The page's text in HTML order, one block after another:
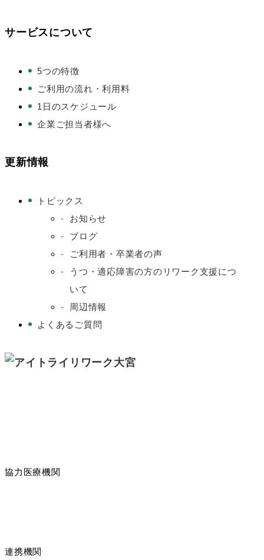
サービスについて
5つの特徴
ご利用の流れ・利用料
1日のスケジュール
企業ご担当者様へ
更新情報
トピックス
お知らせ
ブログ
ご利用者・卒業者の声
うつ・適応障害の方のリワーク支援につ
いて
周辺情報
よくあるご質問
協力医療機関
連携機関